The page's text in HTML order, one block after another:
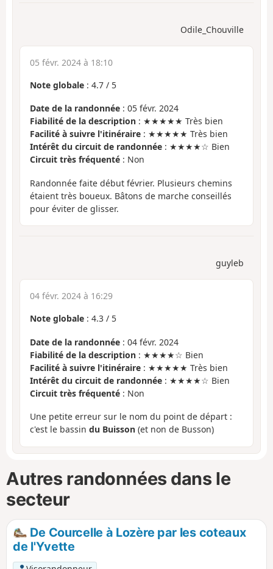
Odile_Chouville
05 févr. 2024 à 18:10
Note globale : 4.7 / 5
Date de la randonnée : 05 févr. 2024
Fiabilité de la description : ★★★★★ Très bien
Facilité à suivre l'itinéraire : ★★★★★ Très bien
Intérêt du circuit de randonnée : ★★★★☆ Bien
Circuit très fréquenté : Non
Randonnée faite début février. Plusieurs chemins
étaient très boueux. Bâtons de marche conseillés
pour éviter de glisser.
guyleb
04 févr. 2024 à 16:29
Note globale : 4.3 / 5
Date de la randonnée : 04 févr. 2024
Fiabilité de la description : ★★★★☆ Bien
Facilité à suivre l'itinéraire : ★★★★★ Très bien
Intérêt du circuit de randonnée : ★★★★☆ Bien
Circuit très fréquenté : Non
Une petite erreur sur le nom du point de départ :
c'est le bassin du Buisson (et non de Busson)
Autres randonnées dans le
secteur
De Courcelle à Lozère par les coteaux
de l'Yvette